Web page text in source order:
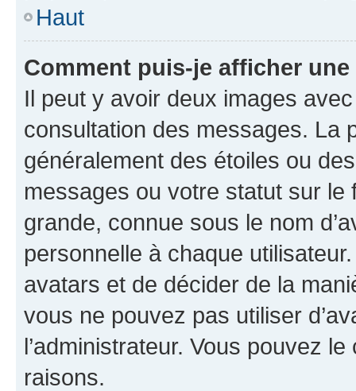
Haut
Comment puis-je afficher
Il peut y avoir deux images
consultation des messages. La
généralement des étoiles ou
messages ou votre statut sur
grande, connue sous le nom
personnelle à chaque utilisateur.
avatars et de décider de la
vous ne pouvez pas utiliser
l’administrateur. Vous pouvez
raisons.